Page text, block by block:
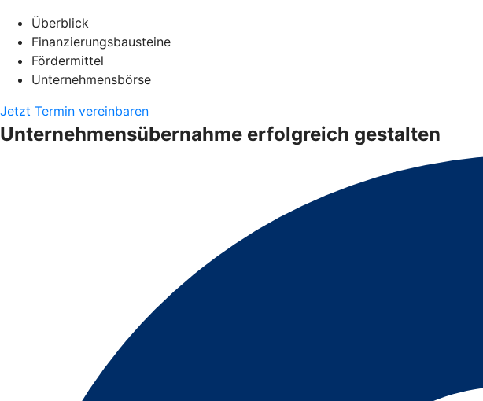
Überblick
Finanzierungsbausteine
Fördermittel
Unternehmensbörse
Jetzt Termin vereinbaren
Unternehmensübernahme erfolgreich gestalten